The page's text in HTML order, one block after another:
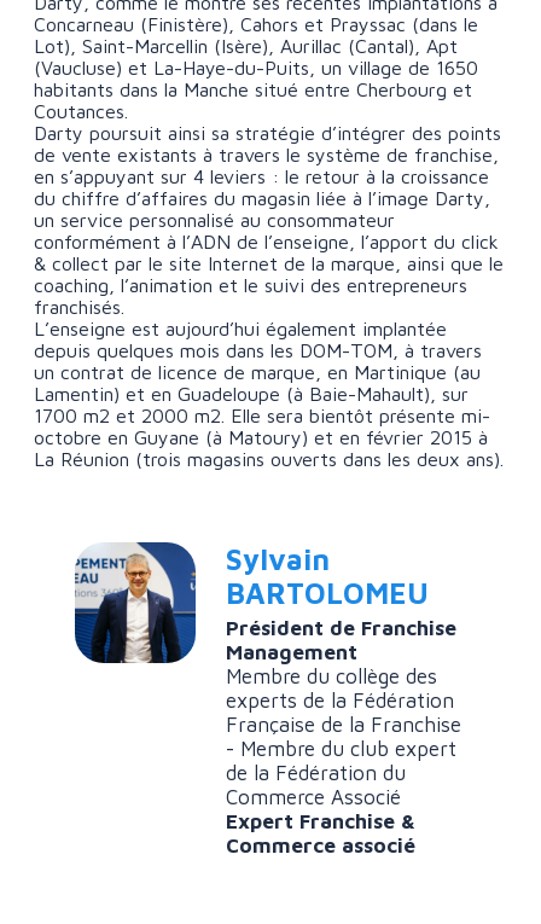
Concarneau (Finistère), Cahors et Prayssac (dans le
Lot), Saint-Marcellin (Isère), Aurillac (Cantal), Apt
(Vaucluse) et La-Haye-du-Puits, un village de 1650
habitants dans la Manche situé entre Cherbourg et
Coutances.
Darty poursuit ainsi sa stratégie d’intégrer des points
de vente existants à travers le système de franchise,
en s’appuyant sur 4 leviers : le retour à la croissance
du chiffre d’affaires du magasin liée à l’image Darty,
un service personnalisé au consommateur
conformément à l’ADN de l’enseigne, l’apport du click
& collect par le site Internet de la marque, ainsi que le
coaching, l’animation et le suivi des entrepreneurs
franchisés.
L’enseigne est aujourd’hui également implantée
depuis quelques mois dans les DOM-TOM, à travers
un contrat de licence de marque, en Martinique (au
Lamentin) et en Guadeloupe (à Baie-Mahault), sur
1700 m2 et 2000 m2. Elle sera bientôt présente mi-
octobre en Guyane (à Matoury) et en février 2015 à
La Réunion (trois magasins ouverts dans les deux ans).
Sylvain
BARTOLOMEU
Président de Franchise
Management
Membre du collège des
experts de la Fédération
Française de la Franchise
- Membre du club expert
de la Fédération du
Commerce Associé
Expert Franchise &
Commerce associé